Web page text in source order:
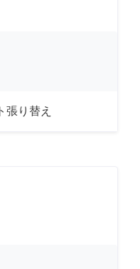
張り替え